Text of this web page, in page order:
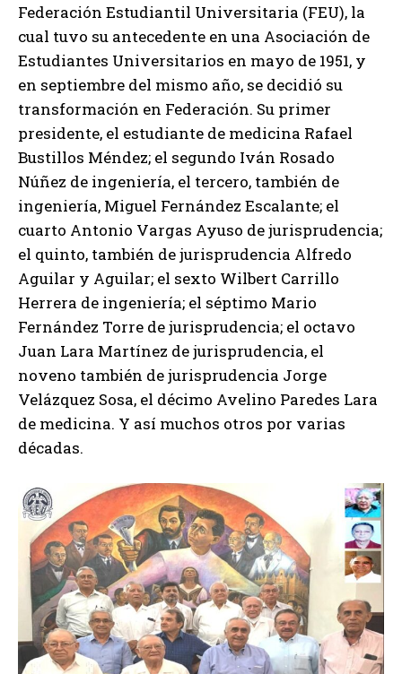
Federación Estudiantil Universitaria (FEU), la
cual tuvo su antecedente en una Asociación de
Estudiantes Universitarios en mayo de 1951, y
en septiembre del mismo año, se decidió su
transformación en Federación. Su primer
presidente, el estudiante de medicina Rafael
Bustillos Méndez; el segundo Iván Rosado
Núñez de ingeniería, el tercero, también de
ingeniería, Miguel Fernández Escalante; el
cuarto Antonio Vargas Ayuso de jurisprudencia;
el quinto, también de jurisprudencia Alfredo
Aguilar y Aguilar; el sexto Wilbert Carrillo
Herrera de ingeniería; el séptimo Mario
Fernández Torre de jurisprudencia; el octavo
Juan Lara Martínez de jurisprudencia, el
noveno también de jurisprudencia Jorge
Velázquez Sosa, el décimo Avelino Paredes Lara
de medicina. Y así muchos otros por varias
décadas.